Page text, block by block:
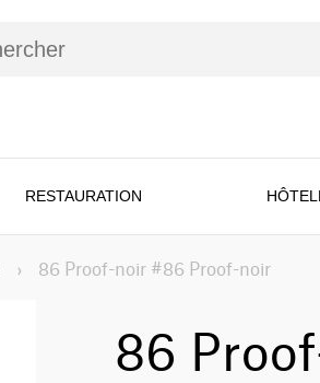
RESTAURATION
› 86 Proof-noir #86 Proof-noir
86